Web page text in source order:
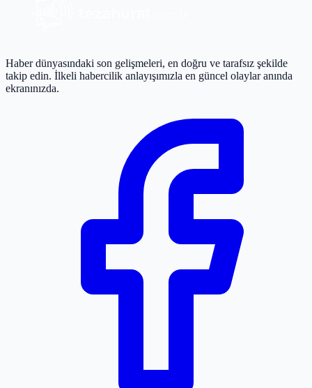
Haber dünyasındaki son gelişmeleri, en doğru ve tarafsız şekilde
takip edin. İlkeli habercilik anlayışımızla en güncel olaylar anında
ekranınızda.